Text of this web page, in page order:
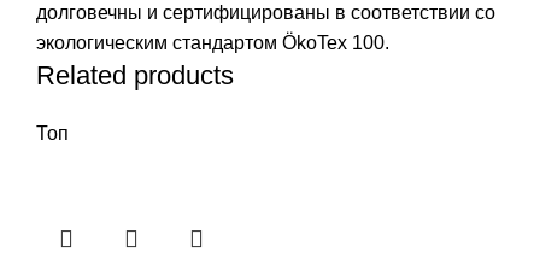
долговечны и сертифицированы в соответствии со
экологическим стандартом ÖkoTex 100.
Related products
Топ